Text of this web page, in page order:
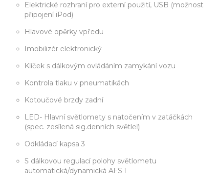
Elektrické rozhraní pro externí použití, USB (možnost
připojení iPod)
Hlavové opěrky vpředu
Imobilizér elektronický
Klíček s dálkovým ovládáním zamykání vozu
Kontrola tlaku v pneumatikách
Kotoučové brzdy zadní
LED- Hlavní světlomety s natočením v zatáčkách
(spec. zesílená sig.denních světlel)
Odkládací kapsa 3
S dálkovou regulací polohy světlometu
automatická/dynamická AFS 1